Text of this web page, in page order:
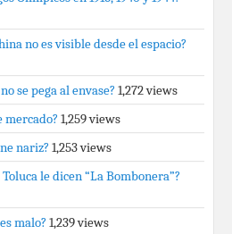
no es visible desde el espacio?
se pega al envase? 1,272 views
mercado? 1,259 views
nariz? 1,253 views
le dicen “La Bombonera”?
malo? 1,239 views